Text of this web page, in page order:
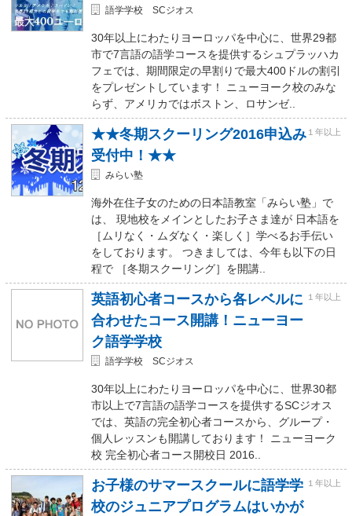
語学学校 SCジオス
30年以上にわたりヨーロッパを中心に、世界29都
市で7言語の語学コースを提供するシュプラッハカ
フェでは、期間限定の早割りで最大400ドルの割引
をプレゼントしています！ ニューヨーク校のみな
らず、アメリカではボストン、ロサンゼ..
★★冬期スクーリング2016申込み
受付中！★★
１年以上
みらい塾
海外在住子女のための日本語教室「みらい塾」で
は、 現地校をメインとしたお子さま達が 日本語を
［ムリなく・ムダなく・楽しく］学べるお手伝い
をしております。 つきましては、今年も以下の日
程で ［冬期スクーリング］を開講..
英語初心者コースから各レベルに
合わせたコース開講！ニューヨー
ク語学学校
１年以上
語学学校 SCジオス
30年以上にわたりヨーロッパを中心に、世界30都
市以上で7言語の語学コースを提供するSCジオス
では、英語の完全初心者コースから、グループ・
個人レッスンも開講しております！ ニューヨーク
校 完全初心者コース開校日 2016..
お子様のサマースクールに語学学
校のジュニアプログラムはいかが
１年以上